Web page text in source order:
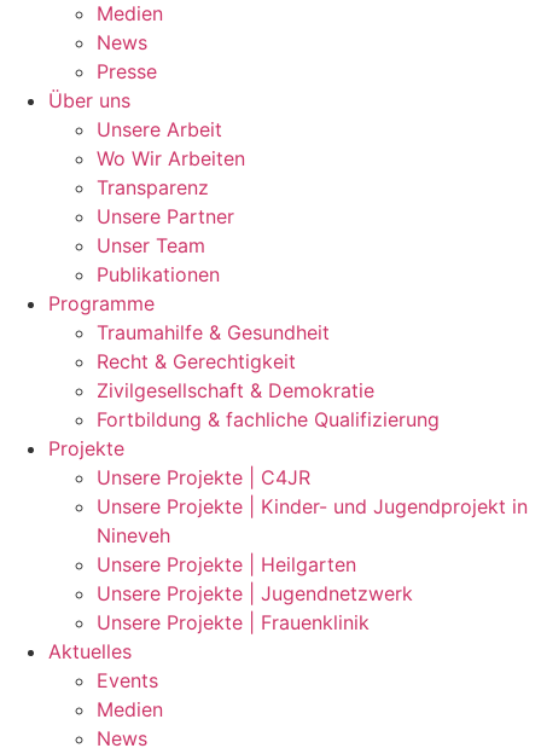
Medien
News
Presse
Über uns
Unsere Arbeit
Wo Wir Arbeiten
Transparenz
Unsere Partner
Unser Team
Publikationen
Programme
Traumahilfe & Gesundheit
Recht & Gerechtigkeit
Zivilgesellschaft & Demokratie
Fortbildung & fachliche Qualifizierung
Projekte
Unsere Projekte | C4JR
Unsere Projekte | Kinder- und Jugendprojekt in
Nineveh
Unsere Projekte | Heilgarten
Unsere Projekte | Jugendnetzwerk
Unsere Projekte | Frauenklinik
Aktuelles
Events
Medien
News